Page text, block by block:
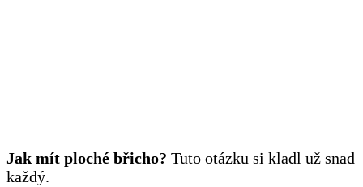
Jak mít ploché břicho? Tuto otázku si kladl už snad
každý.